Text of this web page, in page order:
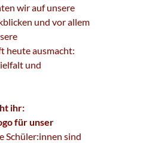
wir auf unsere
und vor allem
heute ausmacht:
und
ihr:
für unser
Schüler:innen sind